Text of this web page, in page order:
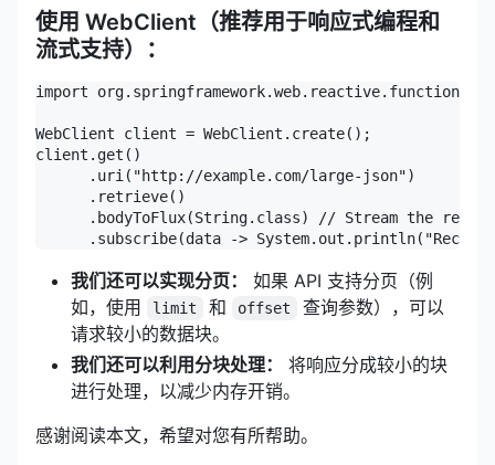
使用 WebClient （推荐用于响应式编程和
流式支持）：
import
WebClient client = WebClient.create();
client.get()
      .uri("http://example.com/large-json")
      .retrieve()
.bodyToFlux(String.class) // Stream the
.subscribe(data ->
我们还可以实现分页：
如果 API 支持分页（例
如，使用
limit 和 offset
查询参数），可以
请求较小的数据块。
我们还可以利用分块处理：
将响应分成较小的块
进行处理，以减少内存开销。
感谢阅读本文，希望对您有所帮助。